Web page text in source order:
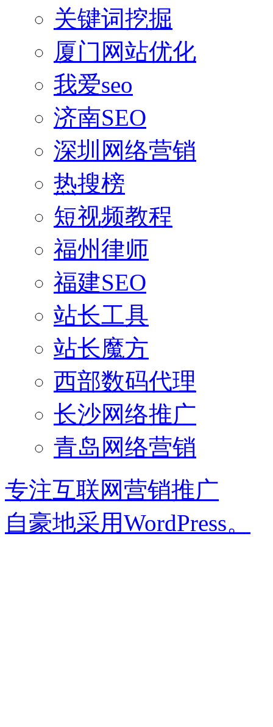
关键词挖掘
厦门网站优化
我爱seo
济南SEO
深圳网络营销
热搜榜
短视频教程
福州律师
福建SEO
站长工具
站长魔方
西部数码代理
长沙网络推广
青岛网络营销
专注互联网营销推广
自豪地采用WordPress。